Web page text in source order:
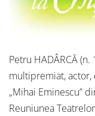
Petru HADÂRCĂ
multipremiat,
„Mihai Eminescu”
Reuniunea